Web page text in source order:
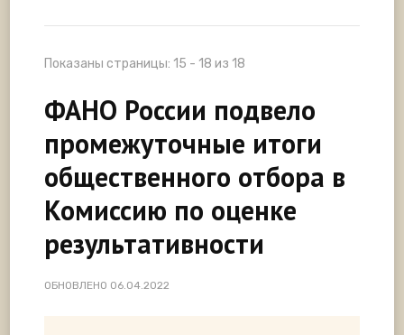
Показаны страницы: 15 - 18 из 18
ФАНО России подвело
промежуточные итоги
общественного отбора в
Комиссию по оценке
результативности
ОБНОВЛЕНО 06.04.2022